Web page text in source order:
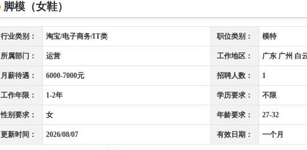
脚模（女鞋）
行业类别： 淘宝/电子商务/IT类 职位类别： 模特
所属部门： 运营 工作地区： 广东 广州 白
月薪待遇： 6000-7000元 招聘人数： 1
工作年限： 1-2年 学历要求： 不限
性别要求： 女 年龄要求： 27-32
更新时间： 2026/08/07 有效日期： 一个月